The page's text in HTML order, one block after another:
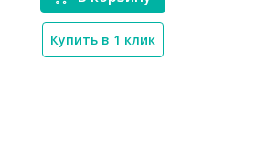
Купить в 1 клик